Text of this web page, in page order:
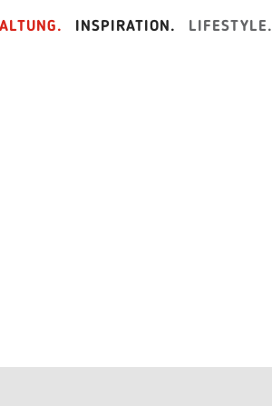
INSPIRATION. LIFESTYLE.